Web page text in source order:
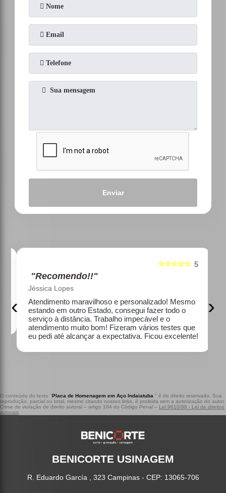
Enviar
5
☆☆☆☆☆
"Recomendo!!"
Jéssica Lopes
Atendimento maravilhoso e personalizado! Mesmo
estando em outro Estado, consegui fazer todo o
serviço à distância. Trabalho impecável e o
atendimento muito bom! Fizeram vários testes que
eu pedi até alcançar a expectativa. Ficou excelente!
‹ ›
O conteúdo do texto "Placa de Homenagem em Aço Indaiatuba " é de direito reservado. Sua
reprodução, parcial ou total, mesmo citando nossos links, é proibida sem a autorização do autor.
Crime de violação de direito autoral – artigo 184 do Código Penal – Lei 9610/98 - Lei de direitos
autorais
BENICORTE USINAGEM
R. Eduardo García , 323 Campinas - CEP: 13065-706